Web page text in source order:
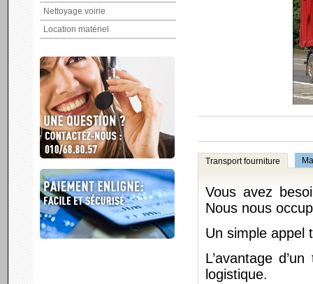
Nettoyage voirie
Location matériel
Transport fourniture
Vous avez
Nous nous
Un simple appel
L’avantage
logistique.